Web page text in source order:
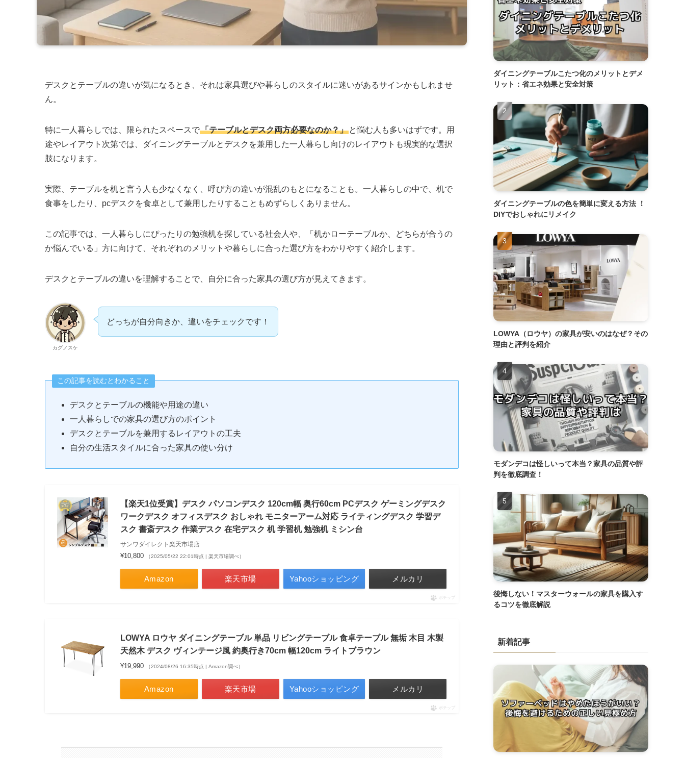
デスクとテーブルの違いが気になるとき、それは家具選びや暮らしのスタイルに迷いがあるサインかもしれませ
ん。
特に一人暮らしでは、限られたスペースで「テーブルとデスク両方必要なのか？」 と悩む人も多いはずです。用
途やレイアウト次第では、ダイニングテーブルとデスクを兼用した一人暮らし向けのレイアウトも現実的な選択
肢になります。
実際、テーブルを机と言う人も少なくなく、呼び方の違いが混乱のもとになることも。一人暮らしの中で、机で
食事をしたり、pcデスクを食卓として兼用したりすることもめずらしくありません。
この記事では、一人暮らしにぴったりの勉強机を探している社会人や、「机かローテーブルか、どちらが合うの
か悩んでいる」方に向けて、それぞれのメリットや暮らしに合った選び方をわかりやすく紹介します。
デスクとテーブルの違いを理解することで、自分に合った家具の選び方が見えてきます。
カグノスケ
どっちが自分向きか、違いをチェックです！
この記事を読むとわかること
デスクとテーブルの機能や用途の違い
一人暮らしでの家具の選び方のポイント
デスクとテーブルを兼用するレイアウトの工夫
自分の生活スタイルに合った家具の使い分け
【楽天1位受賞】デスク パソコンデスク 120cm幅 奥行60cm PCデスク ゲーミングデスク
ワークデスク オフィスデスク おしゃれ モニターアーム対応 ライティングデスク 学習デ
スク 書斎デスク 作業デスク 在宅デスク 机 学習机 勉強机 ミシン台
サンワダイレクト楽天市場店
¥10,800 （2025/05/22 22:01時点 | 楽天市場調べ）
Amazon 楽天市場 Yahooショッピング メルカリ
ポチップ
LOWYA ロウヤ ダイニングテーブル 単品 リビングテーブル 食卓テーブル 無垢 木目 木製
天然木 デスク ヴィンテージ風 約奥行き70cm 幅120cm ライトブラウン
¥19,990 （2024/08/26 16:35時点 | Amazon調べ）
Amazon 楽天市場 Yahooショッピング メルカリ
ポチップ
ダイニングテーブルこたつ化のメリットとデメ
リット：省エネ効果と安全対策
ダイニングテーブルの色を簡単に変える方法 ！
DIYでおしゃれにリメイク
LOWYA（ロウヤ）の家具が安いのはなぜ？その
理由と評判を紹介
モダンデコは怪しいって本当？家具の品質や評
判を徹底調査！
後悔しない！マスターウォールの家具を購入す
るコツを徹底解説
新着記事